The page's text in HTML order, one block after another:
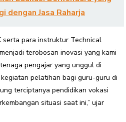
dengan Jasa Raharja
serta para instruktur Technical
terobosan inovasi yang kami
pengajar yang unggul di
pelatihan bagi guru-guru di
terciptanya pendidikan vokasi
situasi saat ini,” ujar